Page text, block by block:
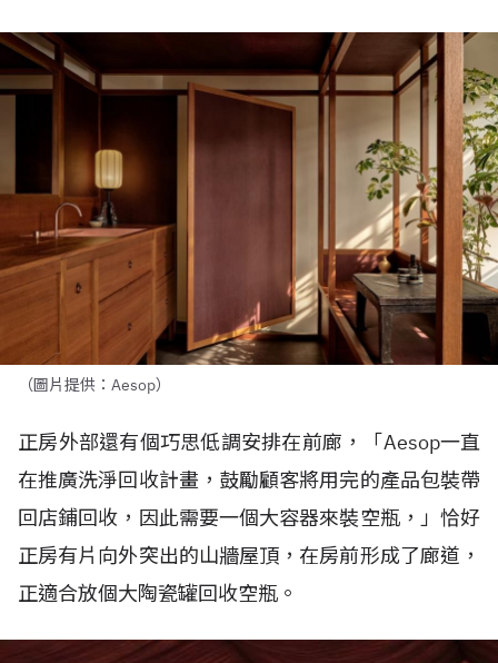
（圖片提供：Aesop）
正房外部還有個巧思低調安排在前廊，「Aesop一直
在推廣洗淨回收計畫，鼓勵顧客將用完的產品包裝帶
回店鋪回收，因此需要一個大容器來裝空瓶，」恰好
正房有片向外突出的山牆屋頂，在房前形成了廊道，
正適合放個大陶瓷罐回收空瓶。